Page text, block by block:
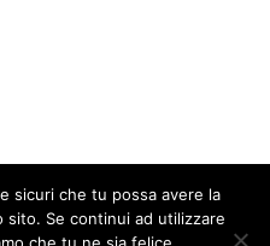
sicuri che tu possa avere la
sito. Se continui ad utilizzare